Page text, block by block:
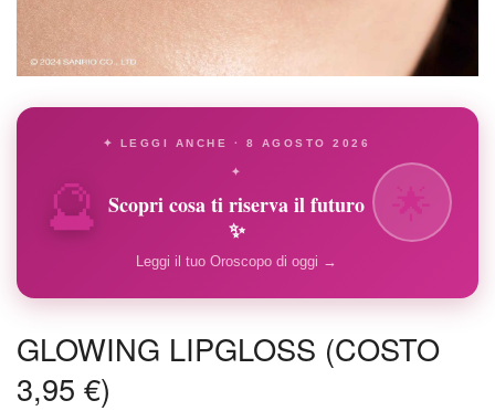
🔮
✦ LEGGI ANCHE · 8 AGOSTO 2026
✦
Scopri cosa ti riserva il futuro
✨
Leggi il tuo Oroscopo di oggi →
GLOWING LIPGLOSS (COSTO
3,95 €)